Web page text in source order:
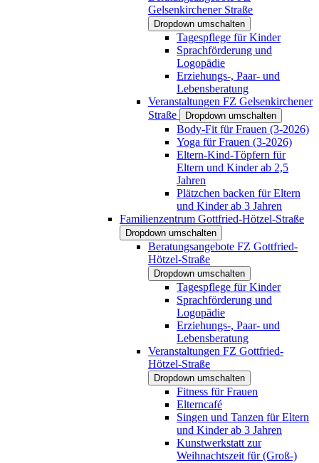
Gelsenkirchener Straße
Dropdown umschalten
Tagespflege für Kinder
Sprachförderung und
Logopädie
Erziehungs-, Paar- und
Lebensberatung
Veranstaltungen FZ Gelsenkirchener
Straße
Dropdown umschalten
Body-Fit für Frauen (3-2026)
Yoga für Frauen (3-2026)
Eltern-Kind-Töpfern für
Eltern und Kinder ab 2,5
Jahren
Plätzchen backen für Eltern
und Kinder ab 3 Jahren
Familienzentrum Gottfried-Hötzel-Straße
Dropdown umschalten
Beratungsangebote FZ Gottfried-
Hötzel-Straße
Dropdown umschalten
Tagespflege für Kinder
Sprachförderung und
Logopädie
Erziehungs-, Paar- und
Lebensberatung
Veranstaltungen FZ Gottfried-
Hötzel-Straße
Dropdown umschalten
Fitness für Frauen
Elterncafé
Singen und Tanzen für Eltern
und Kinder ab 3 Jahren
Kunstwerkstatt zur
Weihnachtszeit für (Groß-)